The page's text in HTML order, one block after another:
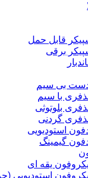
قابل حمل
برقی
بی سیم
با سیم
بلوتوثی
گردنی
استودیویی
گیمینگ
یقه ای
استودیویی